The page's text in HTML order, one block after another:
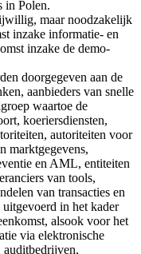
in Polen.
maar noodzakelijk
inzake informatie- en
inzake de demo-
doorgegeven aan de
aanbieders van snelle
waartoe de
koeriersdiensten,
autoriteiten voor
marktgegevens,
en AML, entiteiten
van tools,
van transacties en
in het kader
alsook voor het
via elektronische
auditbedrijven,